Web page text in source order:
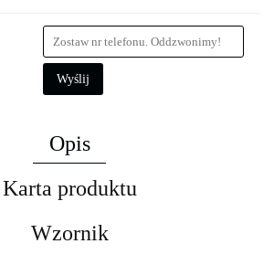
Wyślij
Opis
Karta produktu
Wzornik